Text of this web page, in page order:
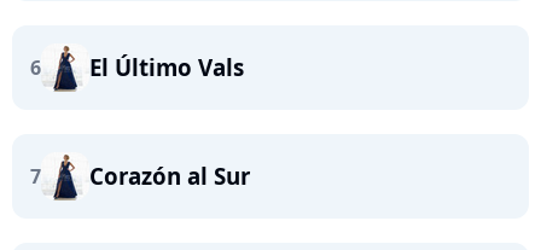
6 El Último Vals
7 Corazón al Sur